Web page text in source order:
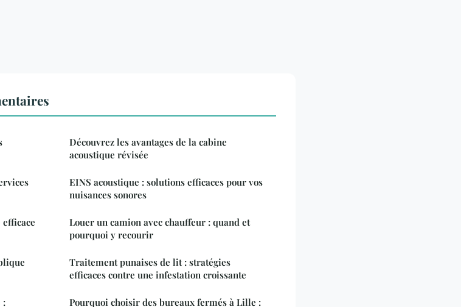
:
Découvrez les avantages de la cabine
acoustique révisée
EINS acoustique : solutions efficaces pour vos
nuisances sonores
Louer un camion avec chauffeur : quand et
pourquoi y recourir
Traitement punaises de lit : stratégies
efficaces contre une infestation croissante
Pourquoi choisir des bureaux fermés à Lille :